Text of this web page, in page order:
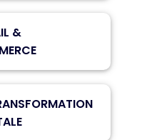
&